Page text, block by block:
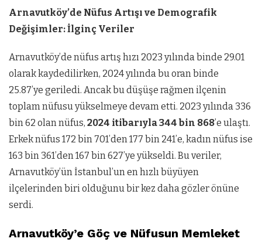
Arnavutköy’de Nüfus Artışı ve Demografik
Değişimler: İlginç Veriler
Arnavutköy’de nüfus artış hızı 2023 yılında binde 29.01
olarak kaydedilirken, 2024 yılında bu oran binde
25.87’ye geriledi. Ancak bu düşüşe rağmen ilçenin
toplam nüfusu yükselmeye devam etti. 2023 yılında 336
bin 62 olan nüfus, 2024 itibarıyla 344 bin 868’e ulaştı.
Erkek nüfus 172 bin 701’den 177 bin 241’e, kadın nüfus ise
163 bin 361’den 167 bin 627’ye yükseldi. Bu veriler,
Arnavutköy’ün İstanbul’un en hızlı büyüyen
ilçelerinden biri olduğunu bir kez daha gözler önüne
serdi.
Arnavutköy’e Göç ve Nüfusun Memleket